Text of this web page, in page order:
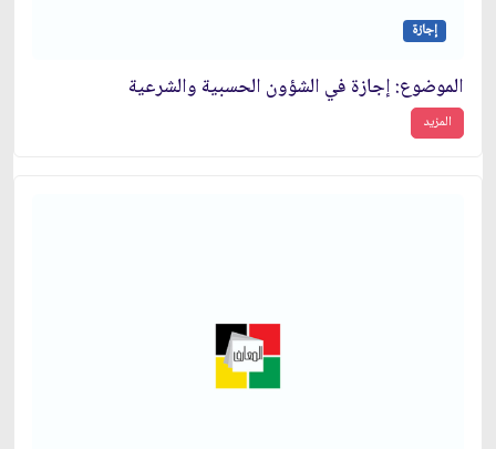
إجازة
الموضوع: إجازة في الشؤون الحسبية والشرعية
المزيد